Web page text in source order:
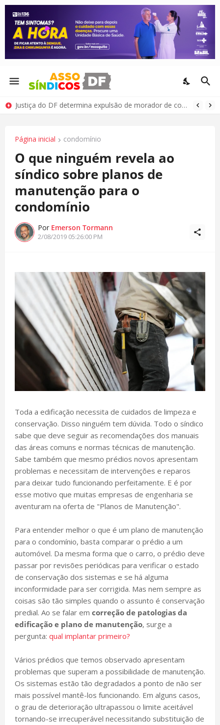
Justiça do DF determina expulsão de morador de condomínio por comportamento antissocial
Página inicial condomínio
O que ninguém revela ao
síndico sobre planos de
manutenção para o
condomínio
Por Emerson Tormann
2/08/2019 05:26:00 PM
Toda a edificação necessita de cuidados de limpeza e
conservação. Disso ninguém tem dúvida. Todo o síndico
sabe que deve seguir as recomendações dos manuais
das áreas comuns e normas técnicas de manutenção.
Sabe também que mesmo prédios novos apresentam
problemas e necessitam de intervenções e reparos
para deixar tudo funcionando perfeitamente. E é por
esse motivo que muitas empresas de engenharia se
aventuram na oferta de "Planos de Manutenção".
Para entender melhor o que é um plano de manutenção
para o condomínio, basta comparar o prédio a um
automóvel. Da mesma forma que o carro, o prédio deve
passar por revisões periódicas para verificar o estado
de conservação dos sistemas e se há alguma
inconformidade para ser corrigida. Mas nem sempre as
coisas são tão simples quando o assunto é conservação
predial. Ao se falar em correção de patologias da
edificação e plano de manutenção, surge a
pergunta: qual implantar primeiro?
Vários prédios que temos observado apresentam
problemas que superam a possibilidade de manutenção.
Os sistemas estão tão degradados a ponto de não ser
mais possível mantê-los funcionando. Em alguns casos,
o grau de deterioração ultrapassou o limite aceitável
tornando-se irrecuperável necessitando substituição de